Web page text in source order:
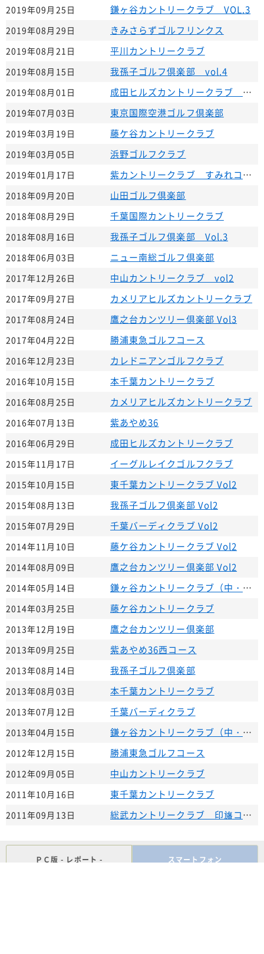
2019年09月25日 鎌ヶ谷カントリークラブ VOL.3
2019年08月29日 きみさらずゴルフリンクス
2019年08月21日 平川カントリークラブ
2019年08月15日 我孫子ゴルフ倶楽部 vol.4
2019年08月01日 成田ヒルズカントリークラブ ｖｏｌ．2
2019年07月03日 東京国際空港ゴルフ倶楽部
2019年03月19日 藤ケ谷カントリークラブ
2019年03月05日 浜野ゴルフクラブ
2019年01月17日 紫カントリークラブ すみれコース
2018年09月20日 山田ゴルフ倶楽部
2018年08月29日 千葉国際カントリークラブ
2018年08月16日 我孫子ゴルフ倶楽部 Vol.3
2018年06月03日 ニュー南総ゴルフ倶楽部
2017年12月26日 中山カントリークラブ vol2
2017年09月27日 カメリアヒルズカントリークラブ
2017年08月24日 鷹之台カンツリー倶楽部 Vol3
2017年04月22日 勝浦東急ゴルフコース
2016年12月23日 カレドニアンゴルフクラブ
2016年10月15日 本千葉カントリークラブ
2016年08月25日 カメリアヒルズカントリークラブ
2016年07月13日 紫あやめ36
2016年06月29日 成田ヒルズカントリークラブ
2015年11月17日 イーグルレイクゴルフクラブ
2015年10月15日 東千葉カントリークラブ Vol2
2015年08月13日 我孫子ゴルフ倶楽部 Vol2
2015年07月29日 千葉バーディクラブ Vol2
2014年11月10日 藤ケ谷カントリークラブ Vol2
2014年08月09日 鷹之台カンツリー倶楽部 Vol2
2014年05月14日 鎌ヶ谷カントリークラブ（中・西）
2014年03月25日 藤ケ谷カントリークラブ
2013年12月19日 鷹之台カンツリー倶楽部
2013年09月25日 紫あやめ36西コース
2013年08月14日 我孫子ゴルフ倶楽部
2013年08月03日 本千葉カントリークラブ
2013年07月12日 千葉バーディクラブ
2013年04月15日 鎌ヶ谷カントリークラブ（中・東）
2012年12月15日 勝浦東急ゴルフコース
2012年09月05日 中山カントリークラブ
2011年10月16日 東千葉カントリークラブ
2011年09月13日 総武カントリークラブ 印旛コース
ＰＣ版 - レポート - スマートフォン